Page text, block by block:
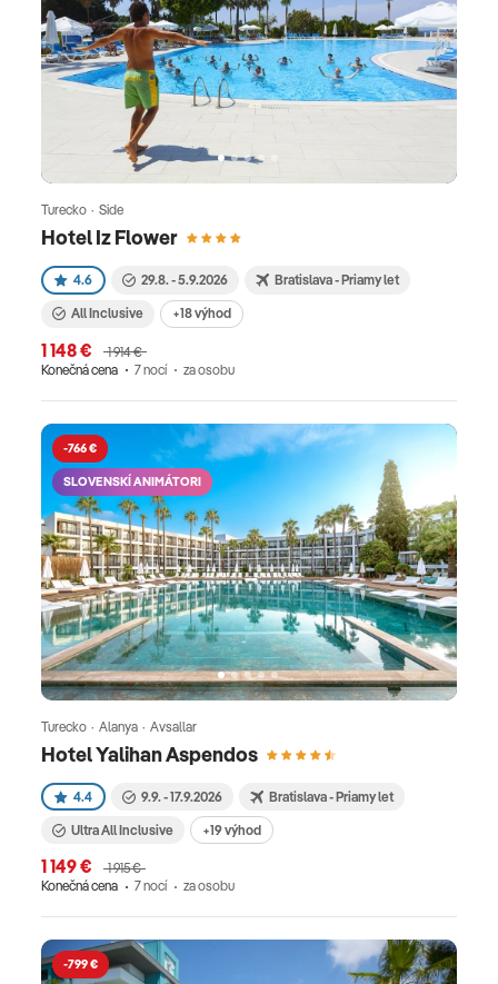
Hotel Iz Flower
Turecko · Side
4.6 29.8. - 5.9.2026 Bratislava - Priamy let
All Inclusive +18 výhod
1 148 €
1 914 €
Konečná cena
7 nocí za osobu
-766 €
SLOVENSKÍ ANIMÁTORI
Hotel Yalihan Aspendos
Turecko · Alanya · Avsallar
4.4 9.9. - 17.9.2026 Bratislava - Priamy let
Ultra All Inclusive +19 výhod
1 149 €
1 915 €
Konečná cena
7 nocí za osobu
-799 €